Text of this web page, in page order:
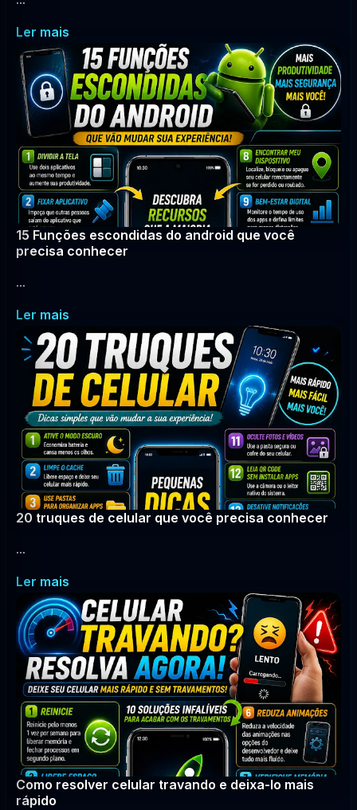
Ler mais
15 Funções escondidas do android que você
precisa conhecer
...
Ler mais
20 truques de celular que você precisa conhecer
...
Ler mais
Como resolver celular travando e deixa-lo mais
rápido